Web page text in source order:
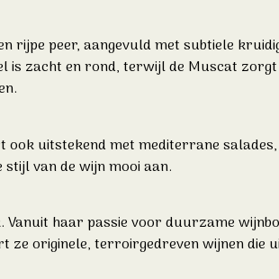
peer, aangevuld met subtiele
is zacht en rond, terwijl de Muscat
uitstekend met mediterrane
van de wijn mooi aan.
haar passie voor duurzame
ze originele, terroirgedreven wijnen die